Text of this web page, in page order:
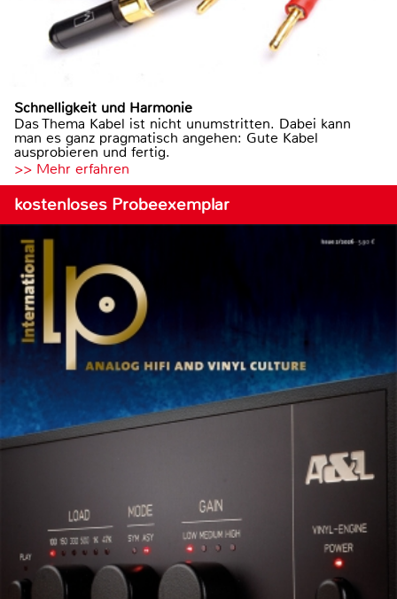
Schnelligkeit und Harmonie
Das Thema Kabel ist nicht unumstritten. Dabei kann
man es ganz pragmatisch angehen: Gute Kabel
ausprobieren und fertig.
>> Mehr erfahren
kostenloses Probeexemplar